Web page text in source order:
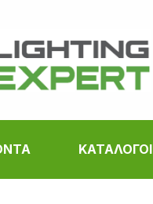
ΚΑΤΑΛΟΓΟΙ